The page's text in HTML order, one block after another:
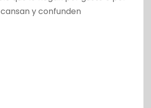
y confunden